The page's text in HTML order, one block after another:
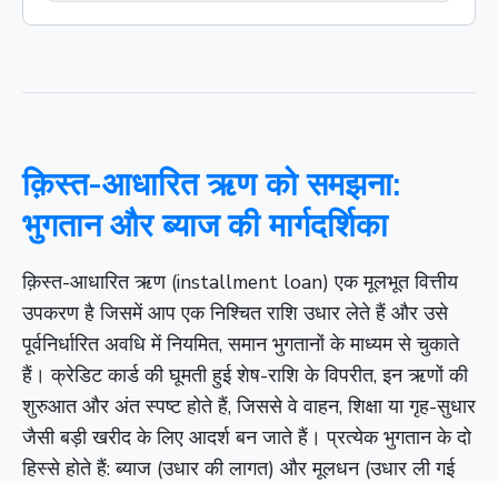
क़िस्त-आधारित ऋण को समझना:
भुगतान और ब्याज की मार्गदर्शिका
क़िस्त-आधारित ऋण (installment loan) एक मूलभूत वित्तीय
उपकरण है जिसमें आप एक निश्चित राशि उधार लेते हैं और उसे
पूर्वनिर्धारित अवधि में नियमित, समान भुगतानों के माध्यम से चुकाते
हैं। क्रेडिट कार्ड की घूमती हुई शेष-राशि के विपरीत, इन ऋणों की
शुरुआत और अंत स्पष्ट होते हैं, जिससे वे वाहन, शिक्षा या गृह-सुधार
जैसी बड़ी खरीद के लिए आदर्श बन जाते हैं। प्रत्येक भुगतान के दो
हिस्से होते हैं: ब्याज (उधार की लागत) और मूलधन (उधार ली गई